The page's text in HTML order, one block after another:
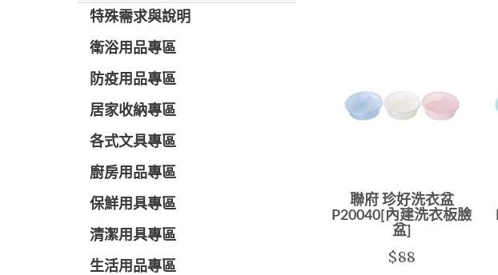
特殊需求與說明
衛浴用品專區
防疫用品專區
居家收納專區
各式文具專區
廚房用品專區
保鮮用具專區
清潔用具專區
生活用品專區
聯府 珍好洗衣盆
P20040[內建洗衣板臉
盆]
$88